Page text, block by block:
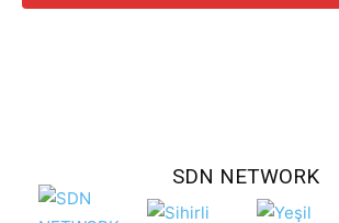
SDN NETWORK